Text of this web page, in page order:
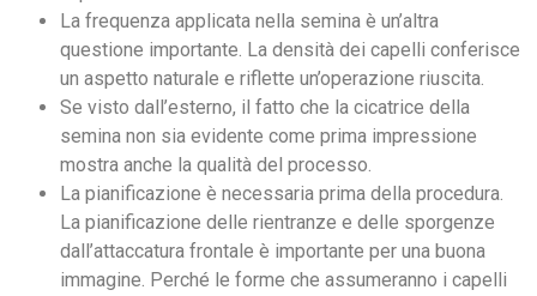
La frequenza applicata nella semina è un’altra
questione importante. La densità dei capelli conferisce
un aspetto naturale e riflette un’operazione riuscita.
Se visto dall’esterno, il fatto che la cicatrice della
semina non sia evidente come prima impressione
mostra anche la qualità del processo.
La pianificazione è necessaria prima della procedura.
La pianificazione delle rientranze e delle sporgenze
dall’attaccatura frontale è importante per una buona
immagine. Perché le forme che assumeranno i capelli